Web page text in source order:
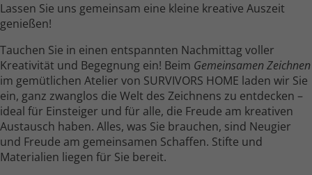
Lassen Sie uns gemeinsam eine kleine kreative Auszeit
genießen!
Tauchen Sie in einen entspannten Nach­mittag voller
Kreativität und Begegnung ein! Beim Gemeinsamen Zeichnen
im gemüt­lichen Atelier von SURVIVORS HOME laden wir Sie
ein, ganz zwanglos die Welt des Zeichnens zu entdecken –
ideal für Einsteiger und für alle, die Freude am kreativen
Austausch haben. Alles, was Sie brauchen, sind Neugier
und Freude am gemein­samen Schaffen. Stifte und
Materialien liegen für Sie bereit.